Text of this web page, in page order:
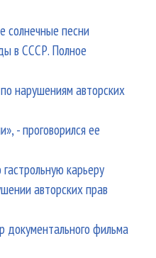
солнечные песни
в СССР. Полное
нарушениям авторских
- проговорился ее
карьеру
авторских прав
документального фильма